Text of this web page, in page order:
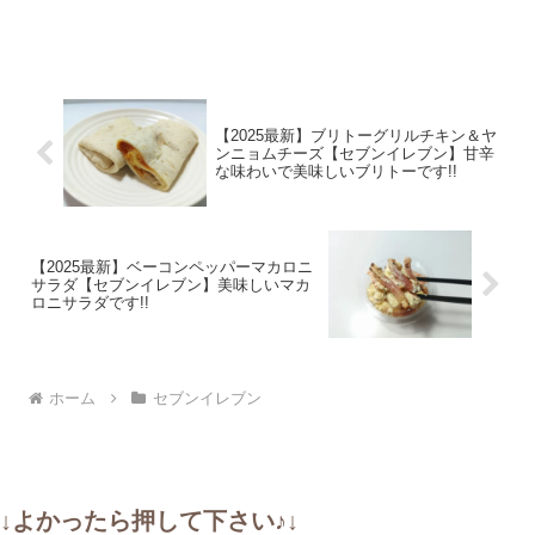
【2025最新】ブリトーグリルチキン＆ヤ
ンニョムチーズ【セブンイレブン】甘辛
な味わいで美味しいブリトーです!!
【2025最新】ベーコンペッパーマカロニ
サラダ【セブンイレブン】美味しいマカ
ロニサラダです!!
ホーム セブンイレブン
↓よかったら押して下さい♪↓